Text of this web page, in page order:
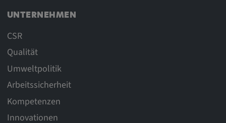
UNTERNEHMEN
CSR
Qualität
Umweltpolitik
Arbeitssicherheit
Kompetenzen
Innovationen